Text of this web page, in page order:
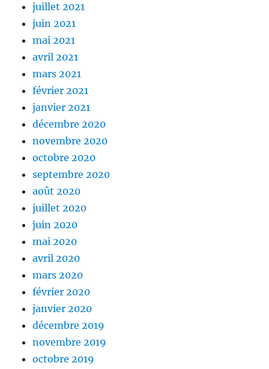
juillet 2021
juin 2021
mai 2021
avril 2021
mars 2021
février 2021
janvier 2021
décembre 2020
novembre 2020
octobre 2020
septembre 2020
août 2020
juillet 2020
juin 2020
mai 2020
avril 2020
mars 2020
février 2020
janvier 2020
décembre 2019
novembre 2019
octobre 2019